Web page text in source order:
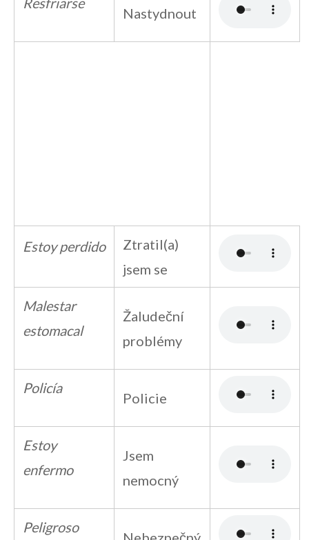
Nastydnout
Estoy perdido
Ztratil(a)
jsem se
Malestar
estomacal
Žaludeční
problémy
Policía
Policie
Estoy
enfermo
Jsem
nemocný
Peligroso